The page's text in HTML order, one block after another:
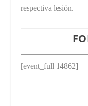
respectiva lesión.
[event_full 14862]